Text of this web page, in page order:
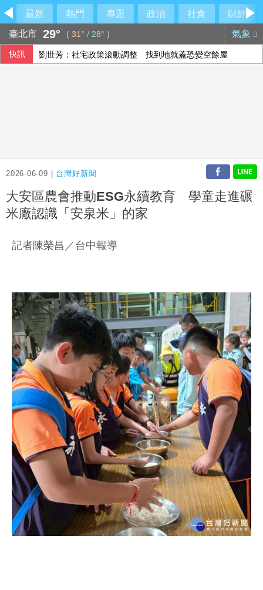
最新 熱門 專題 政治 社會
財經
臺北市 29° ( 31° / 28° ) 氣象
快訊 劉世芳：社宅政策滾動調整 找到地就蓋恐變空餘屋
2026-06-09 | 台灣好新聞
大安區農會推動ESG永續教育 學童走進碾
米廠認識「安泉米」的家
記者陳榮昌／台中報導